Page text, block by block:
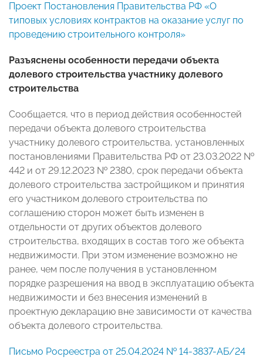
Проект Постановления Правительства РФ «О
типовых условиях контрактов на оказание услуг по
проведению строительного контроля»
Разъяснены особенности передачи объекта
долевого строительства участнику долевого
строительства
Сообщается, что в период действия особенностей
передачи объекта долевого строительства
участнику долевого строительства, установленных
постановлениями Правительства РФ от 23.03.2022 №
442 и от 29.12.2023 № 2380, срок передачи объекта
долевого строительства застройщиком и принятия
его участником долевого строительства по
соглашению сторон может быть изменен в
отдельности от других объектов долевого
строительства, входящих в состав того же объекта
недвижимости. При этом изменение возможно не
ранее, чем после получения в установленном
порядке разрешения на ввод в эксплуатацию объекта
недвижимости и без внесения изменений в
проектную декларацию вне зависимости от качества
объекта долевого строительства.
Письмо Росреестра от 25.04.2024 № 14-3837-АБ/24